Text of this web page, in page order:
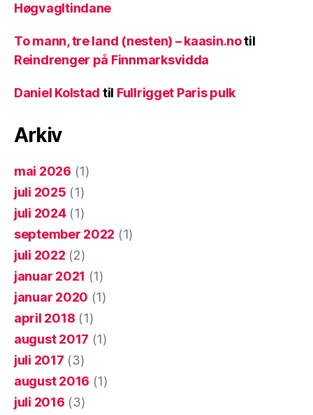
Høgvagltindane
To mann, tre land (nesten) – kaasin.notil
Reindrenger på Finnmarksvidda
Daniel Kolstad til Fullrigget Paris pulk
Arkiv
mai 2026 (1)
juli 2025 (1)
juli 2024(1)
september 2022 (1)
juli 2022 (2)
januar 2021 (1)
januar 2020 (1)
april 2018 (1)
august 2017 (1)
juli 2017 (3)
august 2016 (1)
juli 2016 (3)